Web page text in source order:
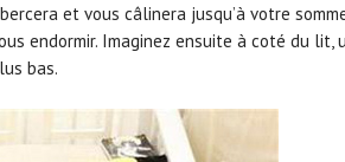
et vous câlinera jusqu’à votre
endormir. Imaginez ensuite à coté du lit,
bas.